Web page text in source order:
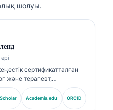
шолуы.
сертификатталған
және терапевт,
саласында және ЖИ-мен
талдауда 15
бар. Kantesti AI
Academia.edu ORCID